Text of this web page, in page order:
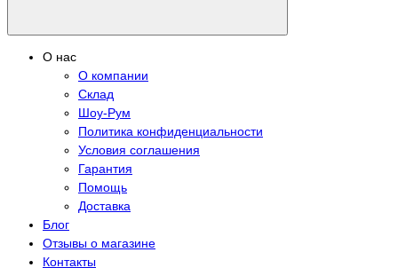
О нас
О компании
Склад
Шоу-Рум
Политика конфиденциальности
Условия соглашения
Гарантия
Помощь
Доставка
Блог
Отзывы о магазине
Контакты